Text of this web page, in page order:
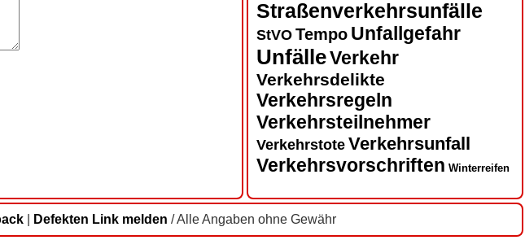
Straßenverkehrsunfälle
StVOTempo Unfallgefahr
UnfälleVerkehr
Verkehrsdelikte
Verkehrsregeln
Verkehrsteilnehmer
Verkehrstote Verkehrsunfall
Verkehrsvorschriften Winterreifen
Defekten Link melden / Alle Angaben ohne Gewähr